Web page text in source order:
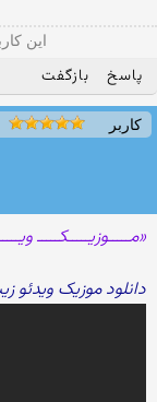
این
پاسخ بازگفت
کاربر
«مـــــوزیـــــکـــــ
دانلود موزیک ویدئو